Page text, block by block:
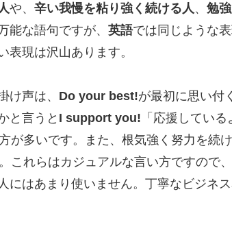
や、 辛い我慢を粘り強く続ける人 、 勉
能な語句ですが、 英語では同じような
表現は沢山あります。
け声は、 Do your best!が最初に思い付
と言うと I support you! 「応援している
が多いです。また、根気強く努力を続
これらはカジュアルな言い方ですので
にはあまり使いません。丁寧なビジネ